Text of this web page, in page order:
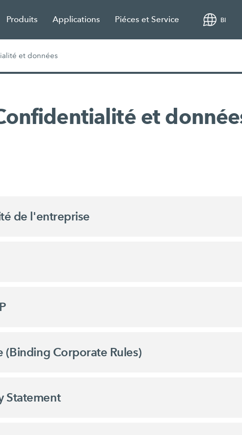
Produits Applications Piéces et Service BI
et données
et
de l'entreprise
(Binding Corporate Rules)
Statement